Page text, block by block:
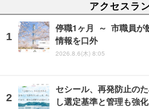
アクセスラ
停職1ヶ月 ～ 市職員が
情報を口外
2026.8.6(木) 8:05
セシール、再発防止の
し選定基準と管理も強化